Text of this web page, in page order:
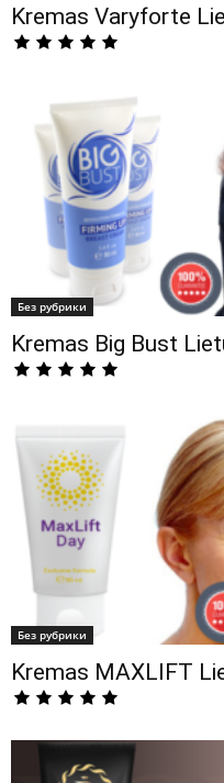
Kremas Varyforte
Без рубрики
Kremas Big Bust
Без рубрики
Kremas MAXLIFT